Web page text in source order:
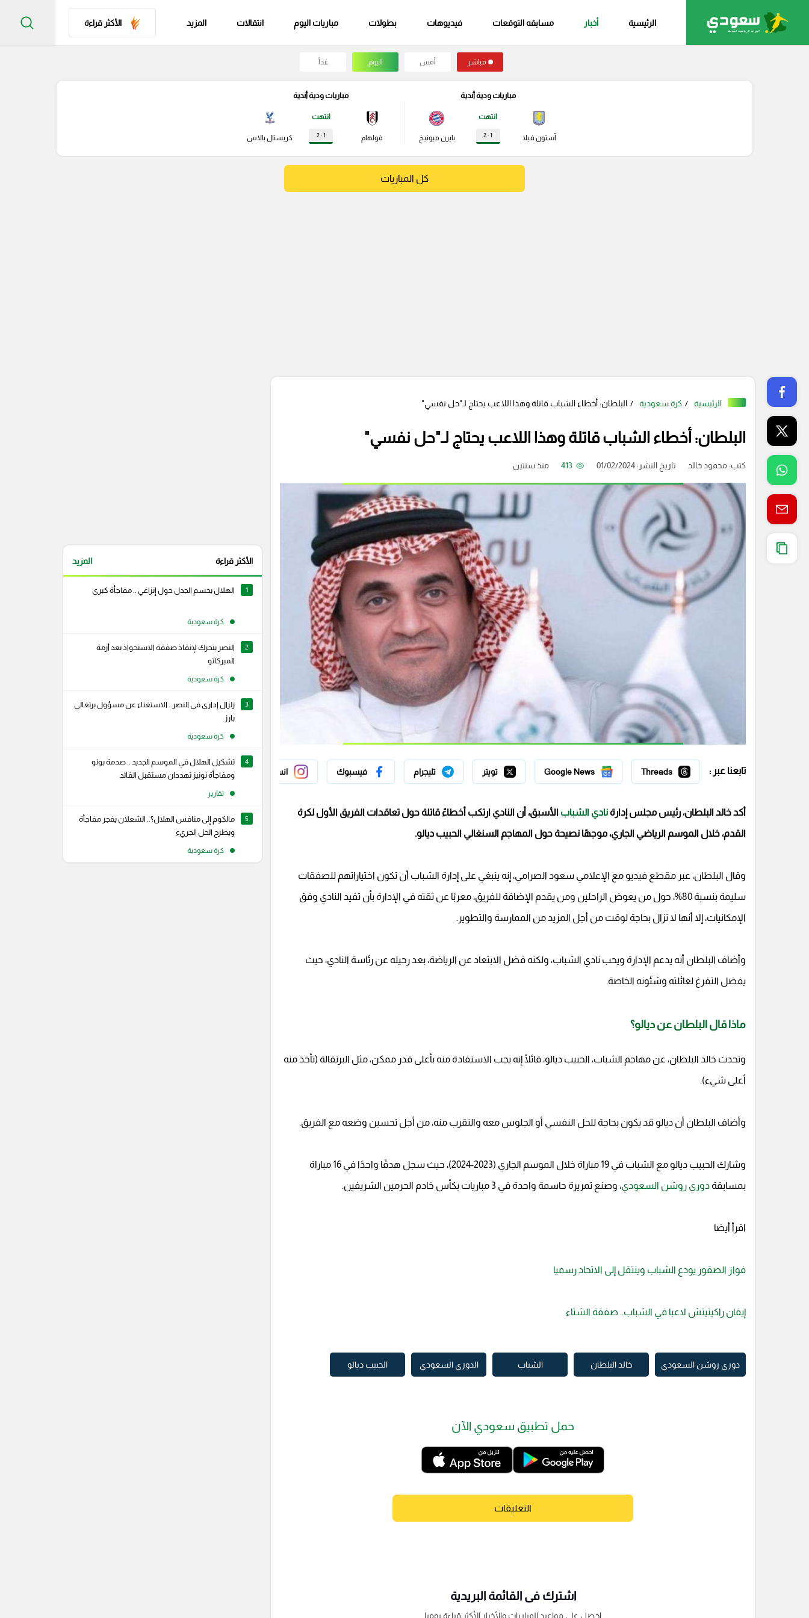
الرئيسية أخبار مسابقه التوقعات فيديوهات بطولات مباريات اليوم انتقالات المزيد الأكثر قراءة
مباشر أمس اليوم غداً
مباريات ودية أندية
أستون فيلا
انتهت
1 : 2 بايرن ميونيخ
مباريات ودية أندية
فولهام
انتهت
1 : 2 كريستال بالاس
كل المباريات
الرئيسية كرة سعودية البلطان: أخطاء الشباب قاتلة وهذا اللاعب يحتاج لـ"حل نفسي"
البلطان: أخطاء الشباب قاتلة وهذا اللاعب يحتاج لـ"حل نفسي"
كتب:محمود خالد تاريخ النشر: 01/02/2024 413 منذ سنتين
تابعنا عبر : Threads
Google News تويتر تليجرام فيسبوك انستجرام سناب شات
أكد خالد البلطان، رئيس مجلس إدارةنادي الشباب الأسبق، أن النادي ارتكب أخطاءً قاتلة حول تعاقدات الفريق الأول لكرة
القدم، خلال الموسم الرياضي الجاري، موجهًا نصيحة حول المهاجم السنغالي الحبيب ديالو.
وقال البلطان، عبر مقطع فيديو مع الإعلامي سعود الصرامي، إنه ينبغي على إدارة الشباب أن تكون اختياراتهم للصفقات
سليمة بنسبة 80%، حول من يعوض الراحلين ومن يقدم الإضافة للفريق، معربًا عن ثقته في الإدارة بأن تفيد النادي وفق
الإمكانيات، إلا أنها لا تزال بحاجة لوقت من أجل المزيد من الممارسة والتطوير.
وأضاف البلطان أنه يدعم الإدارة ويحب نادي الشباب، ولكنه فضل الابتعاد عن الرياضة، بعد رحيله عن رئاسة النادي، حيث
يفضل التفرغ لعائلته وشئونه الخاصة.
ماذا قال البلطان عن ديالو؟
وتحدث خالد البلطان، عن مهاجم الشباب، الحبيب ديالو، قائلًا إنه يجب الاستفادة منه بأعلى قدر ممكن، مثل البرتقالة (تأخذ منه
أعلى شيء).
وأضاف البلطان أن ديالو قد يكون بحاجة للحل النفسي أو الجلوس معه والتقرب منه، من أجل تحسين وضعه مع الفريق.
وشارك الحبيب ديالو مع الشباب في 19 مباراة خلال الموسم الجاري (2023-2024)، حيث سجل هدفًا واحدًا في 16 مباراة
بمسابقة دوري روشن السعودي، وصنع تمريرة حاسمة واحدة في 3 مباريات بكأس خادم الحرمين الشريفين.
اقرأ أيضا
فواز الصقور يودع الشباب وينتقل إلى الاتحاد رسميا
إيفان راكيتيتش لاعبا في الشباب.. صفقة الشتاء
دوري روشن السعودي خالد البلطان الشباب الدوري السعودي الحبيب ديالو
حمل تطبيق سعودي الآن
التعليقات
اشترك فى القائمة البريدية
احصل على مواعيد المباريات والأخبار الأكثر قراءة يوميا
الأكثر قراءة المزيد
1 الهلال يحسم الجدل حول إنزاغي .. مفاجأة كبرى
كرة سعودية
2
النصر يتحرك لإنقاذ صفقة الاستحواذ بعد أزمة
الميركاتو
كرة سعودية
3
زلزال إداري في النصر.. الاستغناء عن مسؤول برتغالي
بارز
كرة سعودية
4
تشكيل الهلال في الموسم الجديد .. صدمة بونو
ومفاجأة نونيز تهددان مستقبل القائد
تقارير
5
مالكوم إلى منافس الهلال؟.. الشعلان يفجر مفاجأة
ويطرح الحل الجريء
كرة سعودية